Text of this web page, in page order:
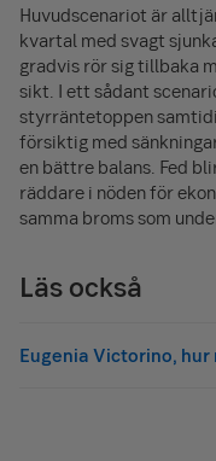
Huvudscenariot är
kvartal med svagt
gradvis rör sig tillbaka
sikt. I ett sådant
styrräntetoppen
försiktig med
en bättre balans. Fed
räddare i nöden för
samma broms som
Läs också
Eugenia Victorino, hur